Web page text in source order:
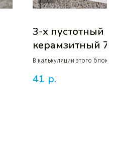
3-х пустотный
керамзитный
В калькуляции этого блока
содержание керамзита до
41 р.